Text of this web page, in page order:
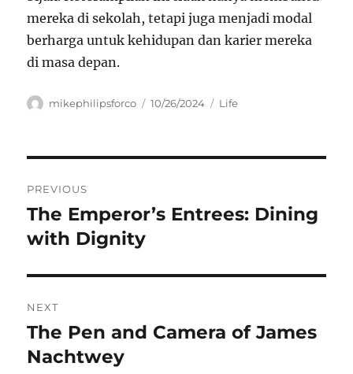
mereka di sekolah, tetapi juga menjadi modal
berharga untuk kehidupan dan karier mereka
di masa depan.
Author
mikephilipsforco
Posted
10/26/2024 Categories
Life
pos
PREVIOUS
Previous
post:
The Emperor’s Entrees: Dining
with Dignity
NEXT
Next
post:
The Pen and Camera of James
Nachtwey